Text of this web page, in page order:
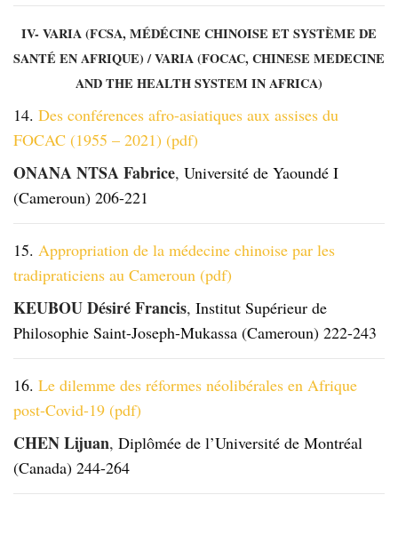
IV- VARIA (FCSA, MÉDÉCINE CHINOISE ET SYSTÈME DE
SANTÉ EN AFRIQUE) / VARIA (FOCAC, CHINESE MEDECINE
AND THE HEALTH SYSTEM IN AFRICA)
14. Des conférences afro-asiatiques aux assises du
FOCAC (1955 – 2021) (pdf)
ONANA NTSA Fabrice, Université de Yaoundé I
(Cameroun) 206-221
15. Appropriation de la médecine chinoise par les
tradipraticiens au Cameroun (pdf)
KEUBOU Désiré Francis, Institut Supérieur de
Philosophie Saint-Joseph-Mukassa (Cameroun) 222-243
16. Le dilemme des réformes néolibérales en Afrique
post-Covid-19 (pdf)
CHEN Lijuan, Diplômée de l’Université de Montréal
(Canada) 244-264